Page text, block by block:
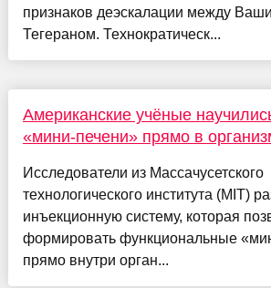
признаков деэскалации между
Тегераном. Технократическ...
Американские учёные
«мини-печени» прямо в
Исследователи из Массачусетского
технологического института (MIT)
инъекционную систему, которая
формировать функциональные
прямо внутри орган...